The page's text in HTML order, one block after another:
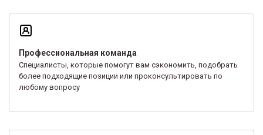
Профессиональная команда
Специалисты, которые помогут вам сэкономить, подобрать
более подходящие позиции или проконсультировать по
любому вопросу